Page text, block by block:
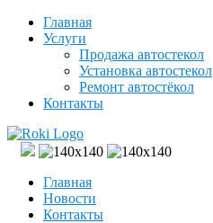
Главная
Услуги
Продажа автостекол
Установка автостекол
Ремонт автостёкол
Контакты
Главная
Новости
Контакты